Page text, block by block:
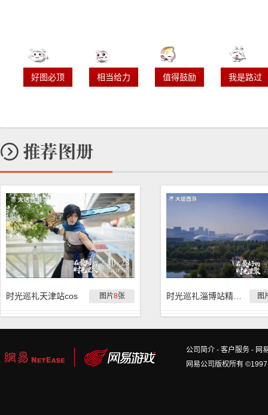
好图必顶 相当给力 值得鼓励 我是路过
图片8张
时光巡礼天津站cos 图
公司简介 - 客户服务 - 网
网易公司版权所有